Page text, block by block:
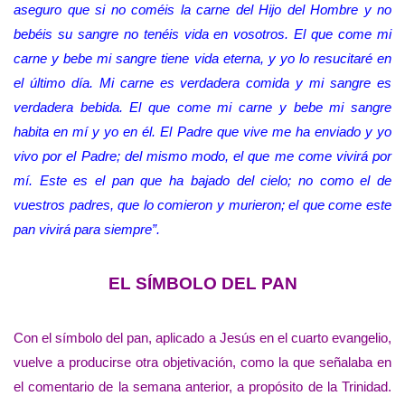
aseguro que si no coméis la carne del Hijo del Hombre y no
bebéis su sangre no tenéis vida en vosotros. El que come mi
carne y bebe mi sangre tiene vida eterna, y yo lo resucitaré en
el último día. Mi carne es verdadera comida y mi sangre es
verdadera bebida. El que come mi carne y bebe mi sangre
habita en mí y yo en él. El Padre que vive me ha enviado y yo
vivo por el Padre; del mismo modo, el que me come vivirá por
mí. Este es el pan que ha bajado del cielo; no como el de
vuestros padres, que lo comieron y murieron; el que come este
pan vivirá para siempre”.
EL SÍMBOLO DEL PAN
Con el símbolo del pan, aplicado a Jesús en el cuarto evangelio,
vuelve a producirse otra objetivación, como la que señalaba en
el comentario de la semana anterior, a propósito de la Trinidad.